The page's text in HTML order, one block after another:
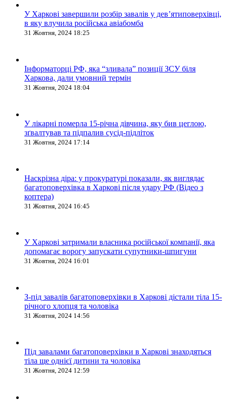
У Харкові завершили розбір завалів у дев’ятиповерхівці,
в яку влучила російська авіабомба
31 Жовтня, 2024 18:25
Інформаторці РФ, яка “зливала” позиції ЗСУ біля
Харкова, дали умовний термін
31 Жовтня, 2024 18:04
У лікарні померла 15-річна дівчина, яку бив цеглою,
зґвалтував та підпалив сусід-підліток
31 Жовтня, 2024 17:14
Наскрізна діра: у прокуратурі показали, як виглядає
багатоповерхівка в Харкові після удару РФ (Відео з
коптера)
31 Жовтня, 2024 16:45
У Харкові затримали власника російської компанії, яка
допомагає ворогу запускати супутники-шпигуни
31 Жовтня, 2024 16:01
З-під завалів багатоповерхівки в Харкові дістали тіла 15-
річного хлопця та чоловіка
31 Жовтня, 2024 14:56
Під завалами багатоповерхівки в Харкові знаходяться
тіла ще однієї дитини та чоловіка
31 Жовтня, 2024 12:59